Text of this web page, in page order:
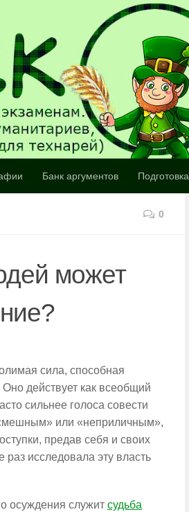
Банк аргументов Подготовка
0
может
сила, способная
действует как всеобщий
сильнее голоса совести
или «неприличным»,
предав себя и своих
раз исследовала эту власть
осуждения служит судьба